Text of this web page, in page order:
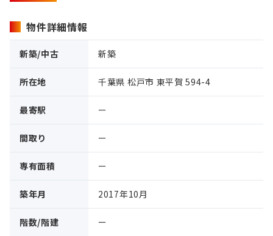
物件詳細情報
新築/中古 新築
所在地 千葉県 松戸市 東平賀 594-4
最寄駅 ー
間取り ー
専有面積 ー
築年月 2017年10月
階数/階建 ー